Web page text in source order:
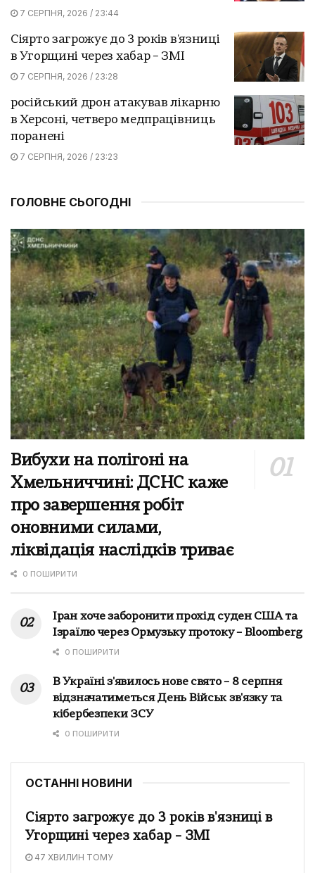
7 СЕРПНЯ, 2026 / 23:44
Сіярто загрожує до 3 років в'язниці
в Угорщині через хабар – ЗМІ
7 СЕРПНЯ, 2026 / 23:28
російський дрон атакував лікарню
в Херсоні, четверо медпрацівниць
поранені
7 СЕРПНЯ, 2026 / 23:23
ГОЛОВНЕ СЬОГОДНІ
Вибухи на полігоні на
Хмельниччині: ДСНС каже
про завершення робіт
оновними силами,
ліквідація наслідків триває
0 ПОШИРИТИ
Іран хоче заборонити прохід суден США та
Ізраїлю через Ормузьку протоку – Bloomberg
0 ПОШИРИТИ
В Україні з'явилось нове свято – 8 серпня
відзначатиметься День Військ зв'язку та
кібербезпеки ЗСУ
0 ПОШИРИТИ
ОСТАННІ НОВИНИ
Сіярто загрожує до 3 років в'язниці в
Угорщині через хабар – ЗМІ
47 ХВИЛИН ТОМУ